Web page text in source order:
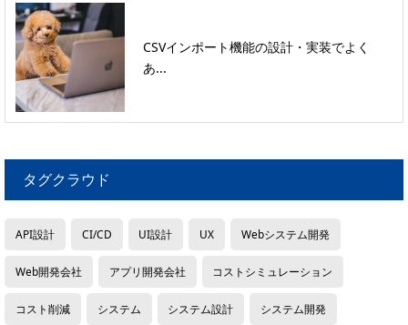
CSVインポート機能の設計・実装でよく
あ...
タグクラウド
API設計 CI/CD UI設計 UX Webシステム開発
Web開発会社 アプリ開発会社 コストシミュレーション
コスト削減 システム システム設計 システム開発